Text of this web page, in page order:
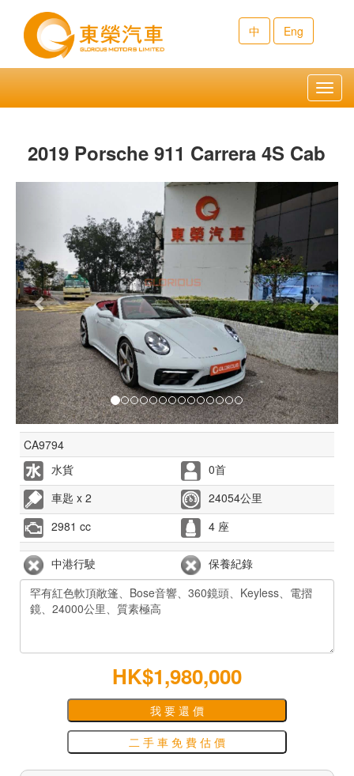
中 Eng
2019 Porsche 911 Carrera 4S Cab
Next
CA9794
水貨
0首
車匙 x 2
24054公里
2981 cc
4 座
中港行駛 保養紀錄
HK$1,980,000
我 要 還 價
二 手 車 免 費 估 價